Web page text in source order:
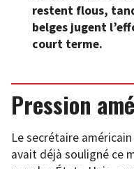
restent flous,
belges jugent
court terme.
Pression
Le secrétaire
avait déjà souligné ce